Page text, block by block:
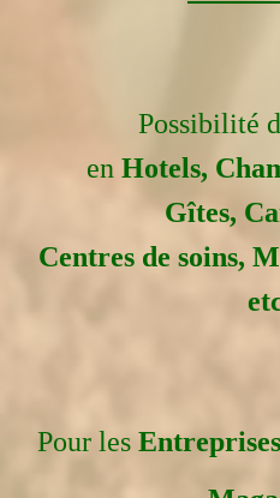
Possibilité
en Hotels,
Gîtes,
Centres de soins,
Pour les